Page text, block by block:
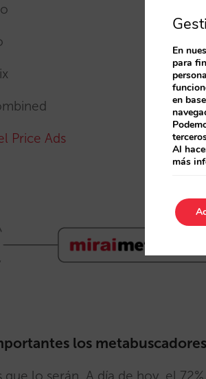
Price Ads
los
En
para
en
Al
más